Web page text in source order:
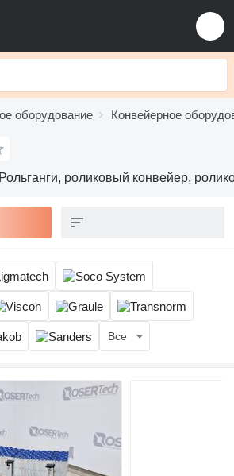
оборудование Конвейерное
Рольганги, роликовый конвейер,
Все